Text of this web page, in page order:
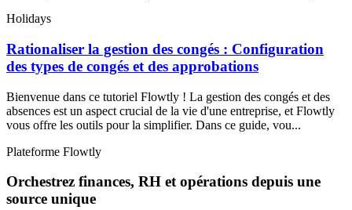
Holidays
Rationaliser la gestion des congés : Configuration
des types de congés et des approbations
Bienvenue dans ce tutoriel Flowtly ! La gestion des congés et des
absences est un aspect crucial de la vie d'une entreprise, et Flowtly
vous offre les outils pour la simplifier. Dans ce guide, vou...
Plateforme Flowtly
Orchestrez finances, RH et opérations depuis une
source unique